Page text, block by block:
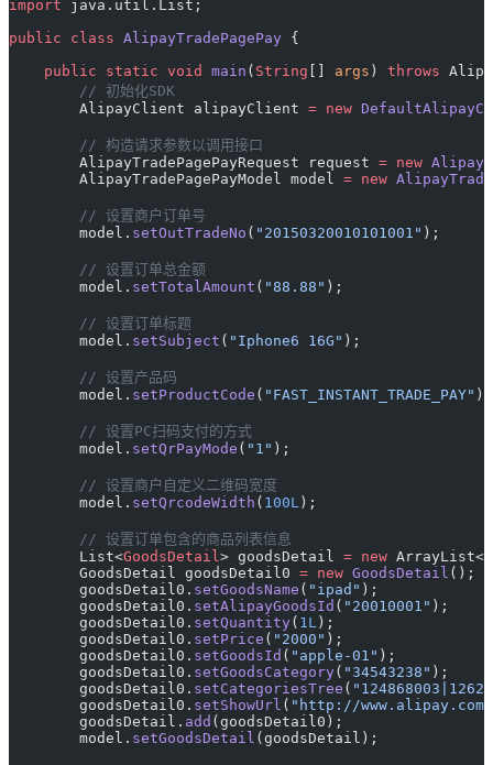
import java.util.List;
public class AlipayTradePagePay {
    public
static void main ( String args ) throws
        // 初始化SDK
        AlipayClient alipayClient
= new
        // 构造请求参数以调用接口
        AlipayTradePagePayRequest request
= new
        AlipayTradePagePayModel model
= new
        // 设置商户订单号
        model.
setOutTradeNo ( "20150320010101001" );
        // 设置订单总金额
        model.
setTotalAmount ( "88.88" );
        // 设置订单标题
        model.
setSubject ( "Iphone6 16G" );
        // 设置产品码
        model.
setProductCode ( "FAST_INSTANT_TRADE_PAY" );
        // 设置PC扫码支付的方式
        model.
setQrPayMode ( "1" );
        // 设置商户自定义二维码宽度
        model.
setQrcodeWidth ( 100L );
        // 设置订单包含的商品列表信息
        List<
GoodsDetail> goodsDetail = new ArrayList<
        GoodsDetail goodsDetail0
= new GoodsDetail ();
        goodsDetail0.
setGoodsName ( "ipad" );
        goodsDetail0.
setAlipayGoodsId ( "20010001" );
        goodsDetail0.
setQuantity( 1L );
        goodsDetail0.
setPrice ( "2000" );
        goodsDetail0.
setGoodsId ( "apple-01" );
        goodsDetail0.
setGoodsCategory( "34543238" );
        goodsDetail0.
setCategoriesTree (
        goodsDetail0.
setShowUrl ( "http://
        goodsDetail.
add (goodsDetail0);
        model.
setGoodsDetail (goodsDetail);